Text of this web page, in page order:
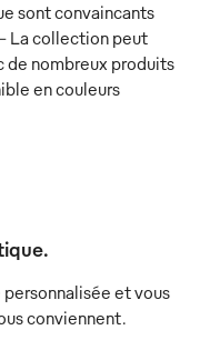
sont convaincants
La collection peut
nombreux produits
en couleurs
et vous
conviennent.